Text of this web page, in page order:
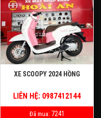
XE SCOOPY 2024 HỒNG
LIÊN HỆ: 0987412144
Đã mua: 7241